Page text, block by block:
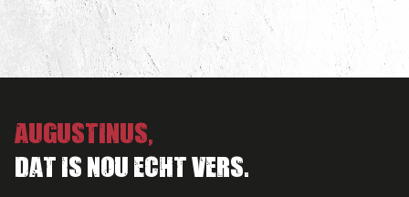
Augustinus,
Dat is nou echt vers.